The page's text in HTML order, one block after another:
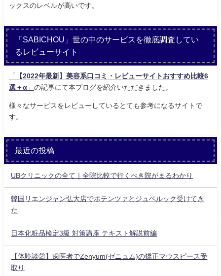
ックスのレベルが高いです。
「SABICHOU」世の中のサービスを徹底調査してい
るレビューサイト
「
【2022年最新】美容系口コミ・レビューサイトおすすめ比較6
選＋α 」 の記事にて本ブログを紹介いただきました。
様々なサービスをレビューしているとても参考になるサイトで
す。
最近の投稿
UBクリニックの全て｜全院比較で行くべき院がまるわかり
韓国リエンジャン弘大店でポテンツァとジュベルック受けてき
た
日本化粧品検定3級 対策講座 テキスト解説前編
【体験談②】歯医者でZenyum(ゼニュム)の矯正マウスピース受
取り